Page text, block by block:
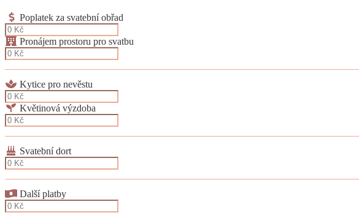
Poplatek za svatební obřad
Pronájem prostoru pro svatbu
Kytice pro nevěstu
Květinová výzdoba
Svatební dort
Další platby